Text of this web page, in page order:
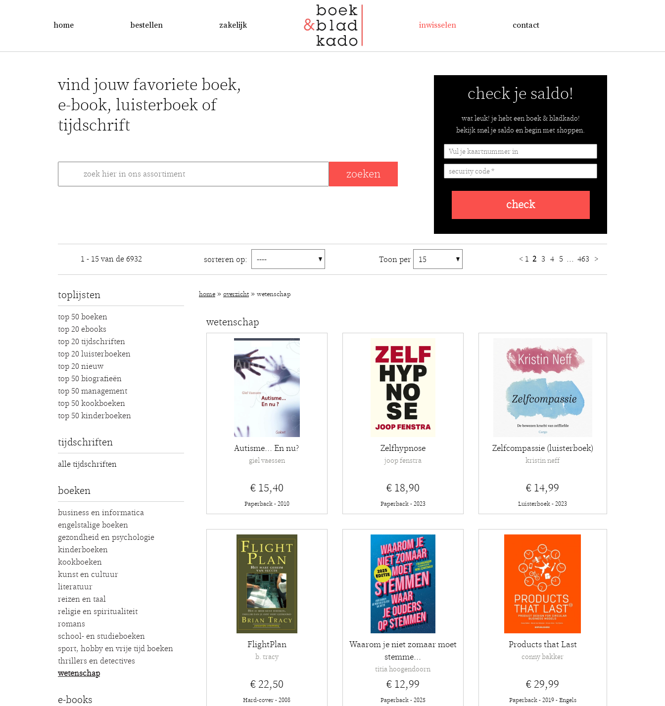
home bestellen zakelijk inwisselen contact
vind jouw favoriete boek,
e-book, luisterboek of
tijdschrift
check je saldo!
wat leuk! je hebt een boek & bladkado!
bekijk snel je saldo en begin met shoppen.
check
1 - 15 van de 6932 sorteren op: Toon per < 1 2 3 4 5 ... 463 >
toplijsten
top 50 boeken
top 20 ebooks
top 20 tijdschriften
top 20 luisterboeken
top 20 nieuw
top 50 biografieën
top 50 management
top 50 kookboeken
top 50 kinderboeken
tijdschriften
alle tijdschriften
boeken
business en informatica
engelstalige boeken
gezondheid en psychologie
kinderboeken
kookboeken
kunst en cultuur
literatuur
reizen en taal
religie en spiritualiteit
romans
school- en studieboeken
sport, hobby en vrije tijd boeken
thrillers en detectives
wetenschap
e-books
home » overzicht » wetenschap
wetenschap
Autisme... En nu?
giel vaessen
€ 15,40
Paperback - 2010
Zelfhypnose
joop fenstra
€ 18,90
Paperback - 2023
Zelfcompassie (luisterboek)
kristin neff
€ 14,99
Luisterboek - 2023
FlightPlan
b. tracy
€ 22,50
Hard-cover - 2008
Waarom je niet zomaar moet
stemme...
titia hoogendoorn
€ 12,99
Paperback - 2025
Products that Last
conny bakker
€ 29,99
Paperback - 2019 - Engels